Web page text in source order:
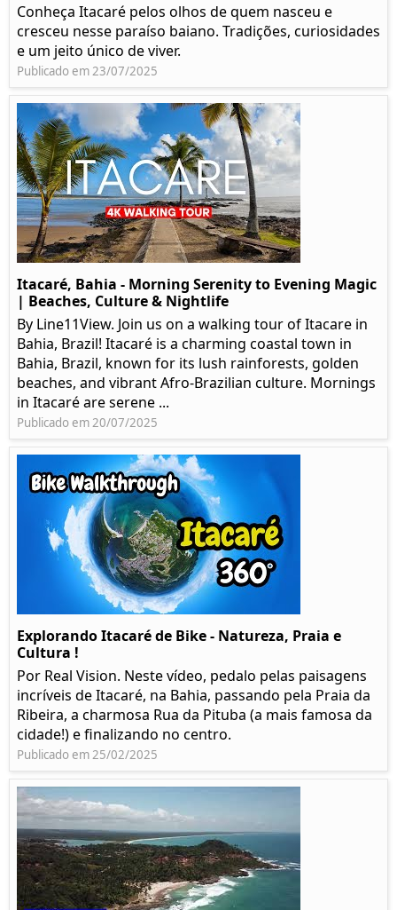
Conheça Itacaré pelos olhos de quem nasceu e
cresceu nesse paraíso baiano. Tradições, curiosidades
e um jeito único de viver.
Publicado em 23/07/2025
Itacaré, Bahia - Morning Serenity to Evening Magic
| Beaches, Culture & Nightlife
By Line11View. Join us on a walking tour of Itacare in
Bahia, Brazil! Itacaré is a charming coastal town in
Bahia, Brazil, known for its lush rainforests, golden
beaches, and vibrant Afro-Brazilian culture. Mornings
in Itacaré are serene ...
Publicado em 20/07/2025
Explorando Itacaré de Bike - Natureza, Praia e
Cultura !
Por Real Vision. Neste vídeo, pedalo pelas paisagens
incríveis de Itacaré, na Bahia, passando pela Praia da
Ribeira, a charmosa Rua da Pituba (a mais famosa da
cidade!) e finalizando no centro.
Publicado em 25/02/2025